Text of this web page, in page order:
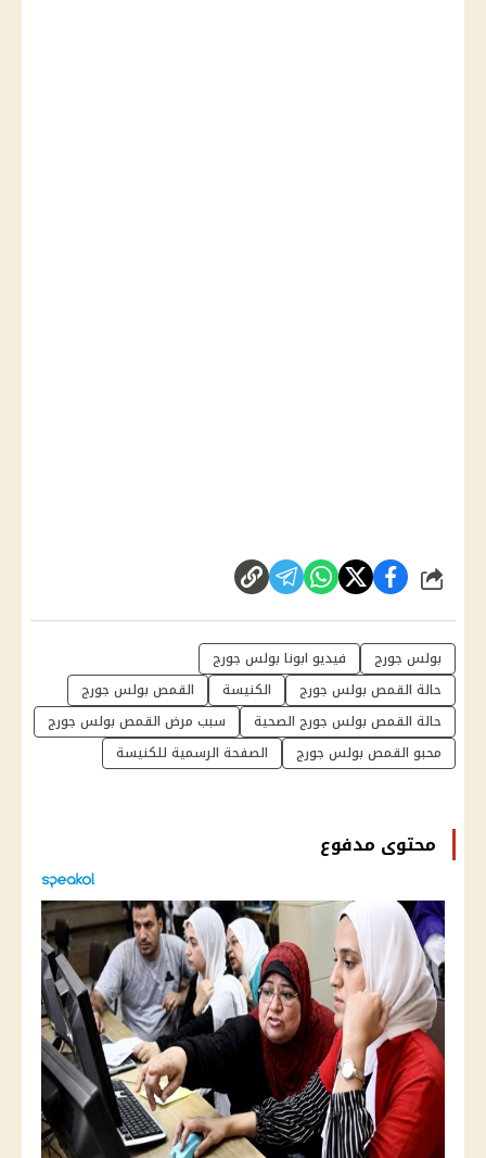
شارك
بولس جورج
فيديو ابونا بولس جورج
حالة القمص بولس جورج
الكنيسة
القمص بولس جورج
حالة القمص بولس جورج الصحية
سبب مرض القمص بولس جورج
محبو القمص بولس جورج
الصفحة الرسمية للكنيسة
محتوى مدفوع